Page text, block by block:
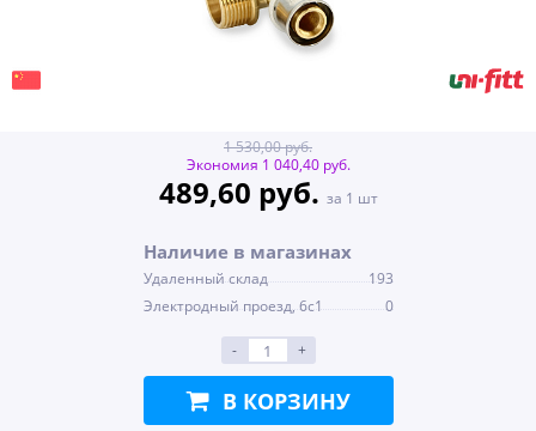
1 530,00 руб.
Экономия 1 040,40 руб.
489,60 руб. за 1 шт
Наличие в магазинах
Удаленный склад
193
Электродный проезд, 6с1
0
- +
В КОРЗИНУ